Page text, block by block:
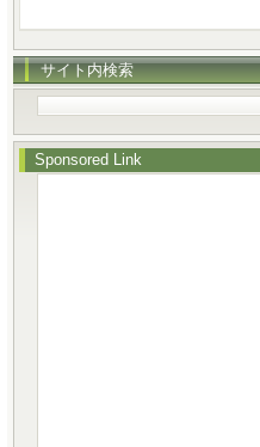
サイト内検索
Sponsored Link